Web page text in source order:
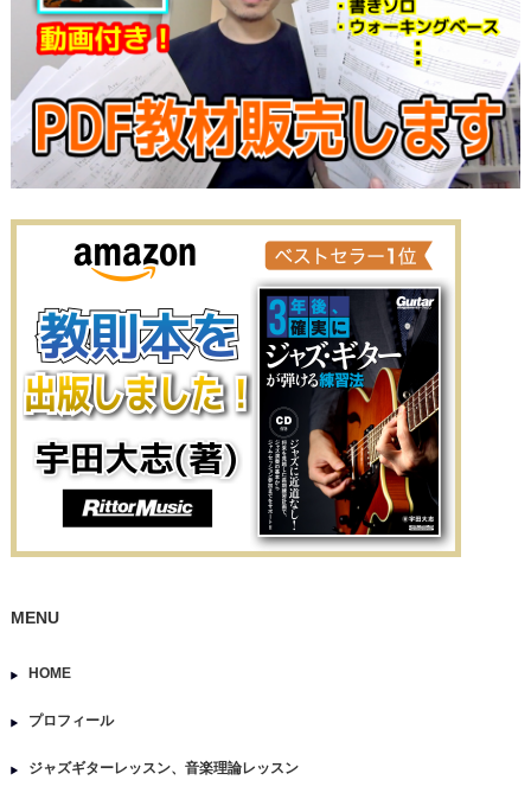
MENU
HOME
プロフィール
ジャズギターレッスン、音楽理論レッスン